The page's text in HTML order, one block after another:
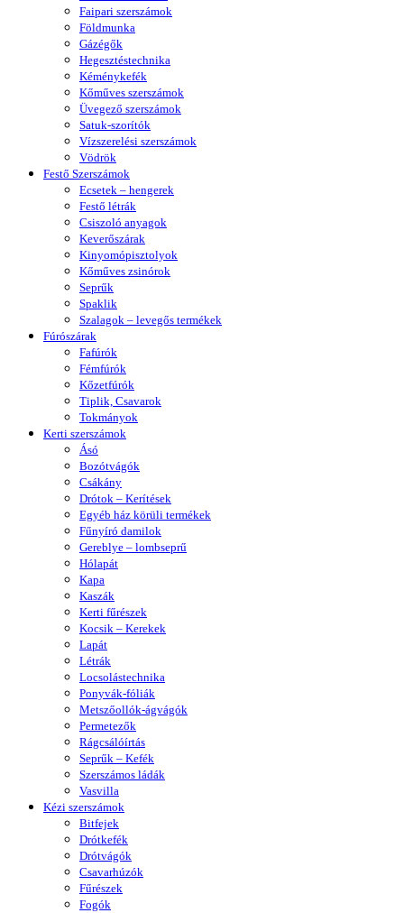
Faipari szerszámok
Földmunka
Gázégők
Hegesztéstechnika
Kéménykefék
Kőműves szerszámok
Üvegező szerszámok
Satuk-szorítók
Vízszerelési szerszámok
Vödrök
Festő Szerszámok
Ecsetek – hengerek
Festő létrák
Csiszoló anyagok
Keverőszárak
Kinyomópisztolyok
Kőműves zsinórok
Seprűk
Spaklik
Szalagok – levegős termékek
Fúrószárak
Fafúrók
Fémfúrók
Kőzetfúrók
Tiplik, Csavarok
Tokmányok
Kerti szerszámok
Ásó
Bozótvágók
Csákány
Drótok – Kerítések
Egyéb ház körüli termékek
Fűnyíró damilok
Gereblye – lombseprű
Hólapát
Kapa
Kaszák
Kerti fűrészek
Kocsik – Kerekek
Lapát
Létrák
Locsolástechnika
Ponyvák-fóliák
Metszőollók-ágvágók
Permetezők
Rágcsálóírtás
Seprűk – Kefék
Szerszámos ládák
Vasvilla
Kézi szerszámok
Bitfejek
Drótkefék
Drótvágók
Csavarhúzók
Fűrészek
Fogók